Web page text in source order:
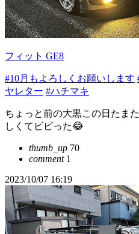
フィット GE8
#10月もよろしくお願いします
ヤレター #ハチマキ
ちょっと前の大黒この日たま
しくてビビった😂
thumb_up 70
comment1
2023/10/07 16:19